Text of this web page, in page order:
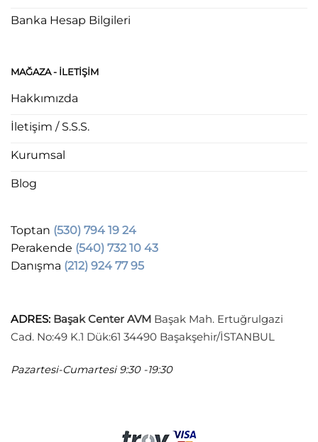
Banka Hesap Bilgileri
MAĞAZA - ILETIŞIM
Hakkımızda
İletişim / S.S.S.
Kurumsal
Blog
Toptan (530) 794 19 24
Perakende (540) 732 10 43
Danışma (212) 924 77 95
ADRES: Başak Center AVM Başak Mah. Ertuğrulgazi
Cad. No:49 K.1 Dük:61 34490 Başakşehir/İSTANBUL
Pazartesi-Cumartesi 9:30 -19:30